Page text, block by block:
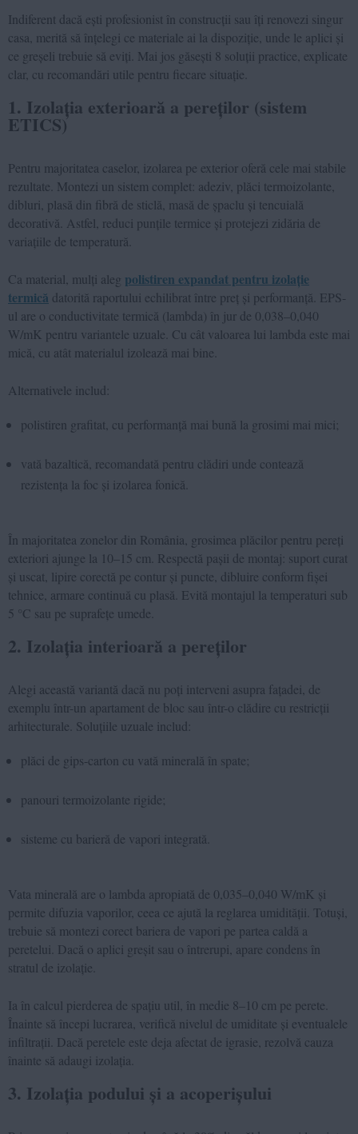
Indiferent dacă ești profesionist în construcții sau îți renovezi singur
casa, merită să înțelegi ce materiale ai la dispoziție, unde le aplici și
ce greșeli trebuie să eviți. Mai jos găsești 8 soluții practice, explicate
clar, cu recomandări utile pentru fiecare situație.
1. Izolația exterioară a pereților (sistem
ETICS)
Pentru majoritatea caselor, izolarea pe exterior oferă cele mai stabile
rezultate. Montezi un sistem complet: adeziv, plăci termoizolante,
dibluri, plasă din fibră de sticlă, masă de șpaclu și tencuială
decorativă. Astfel, reduci punțile termice și protejezi zidăria de
variațiile de temperatură.
Ca material, mulți aleg polistiren expandat pentru izolație
termică datorită raportului echilibrat între preț și performanță. EPS-
ul are o conductivitate termică (lambda) în jur de 0,038–0,040
W/mK pentru variantele uzuale. Cu cât valoarea lui lambda este mai
mică, cu atât materialul izolează mai bine.
Alternativele includ:
polistiren grafitat, cu performanță mai bună la grosimi mai mici;
vată bazaltică, recomandată pentru clădiri unde contează
rezistența la foc și izolarea fonică.
În majoritatea zonelor din România, grosimea plăcilor pentru pereți
exteriori ajunge la 10–15 cm. Respectă pașii de montaj: suport curat
și uscat, lipire corectă pe contur și puncte, dibluire conform fișei
tehnice, armare continuă cu plasă. Evită montajul la temperaturi sub
5 °C sau pe suprafețe umede.
2. Izolația interioară a pereților
Alegi această variantă dacă nu poți interveni asupra fațadei, de
exemplu într-un apartament de bloc sau într-o clădire cu restricții
arhitecturale. Soluțiile uzuale includ:
plăci de gips-carton cu vată minerală în spate;
panouri termoizolante rigide;
sisteme cu barieră de vapori integrată.
Vata minerală are o lambda apropiată de 0,035–0,040 W/mK și
permite difuzia vaporilor, ceea ce ajută la reglarea umidității. Totuși,
trebuie să montezi corect bariera de vapori pe partea caldă a
peretelui. Dacă o aplici greșit sau o întrerupi, apare condens în
stratul de izolație.
Ia în calcul pierderea de spațiu util, în medie 8–10 cm pe perete.
Înainte să începi lucrarea, verifică nivelul de umiditate și eventualele
infiltrații. Dacă peretele este deja afectat de igrasie, rezolvă cauza
înainte să adaugi izolația.
3. Izolația podului și a acoperișului